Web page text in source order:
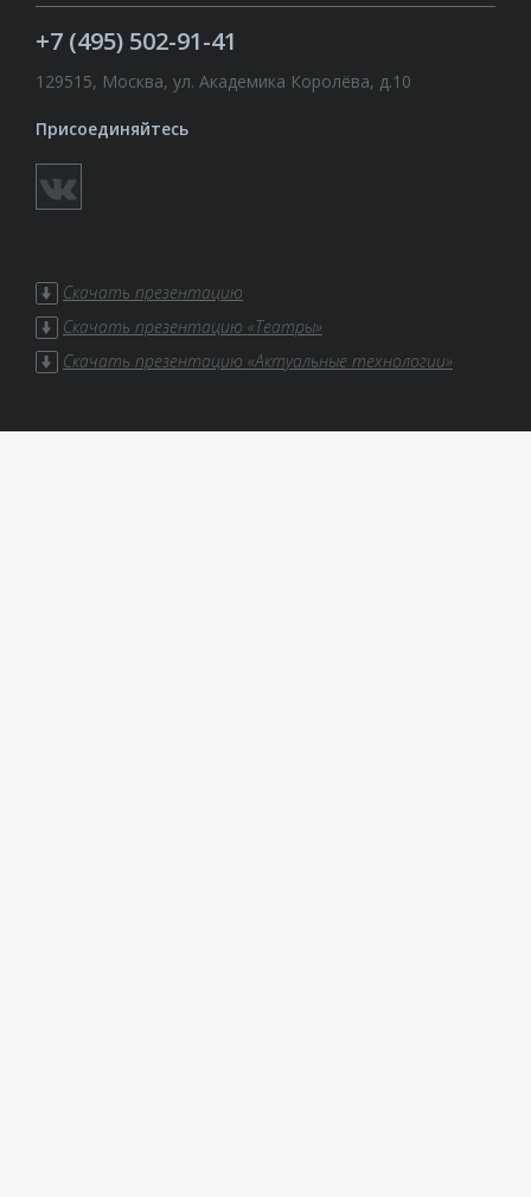
+7 (495) 502-91-41
129515, Москва, ул. Академика Королёва, д.10
Присоединяйтесь
Скачать презентацию
Скачать презентацию «Театры»
Скачать презентацию «Актуальные технологии»